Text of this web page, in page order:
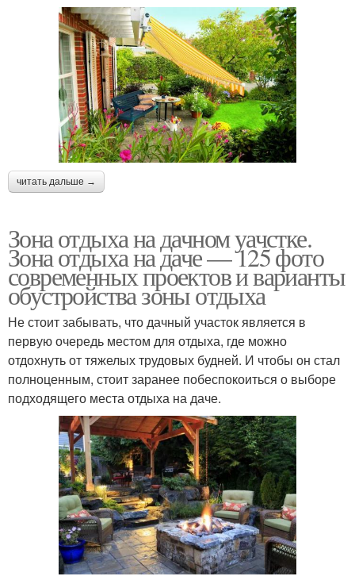
читать дальше →
Зона отдыха на дачном уачстке.
Зона отдыха на даче — 125 фото
современных проектов и варианты
обустройства зоны отдыха
Не стоит забывать, что дачный участок является в
первую очередь местом для отдыха, где можно
отдохнуть от тяжелых трудовых будней. И чтобы он стал
полноценным, стоит заранее побеспокоиться о выборе
подходящего места отдыха на даче.